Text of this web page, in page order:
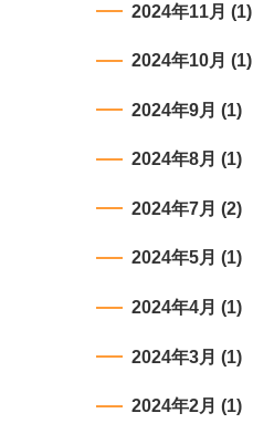
2024年11月 (1)
2024年10月 (1)
2024年9月 (1)
2024年8月 (1)
2024年7月 (2)
2024年5月 (1)
2024年4月 (1)
2024年3月 (1)
2024年2月 (1)